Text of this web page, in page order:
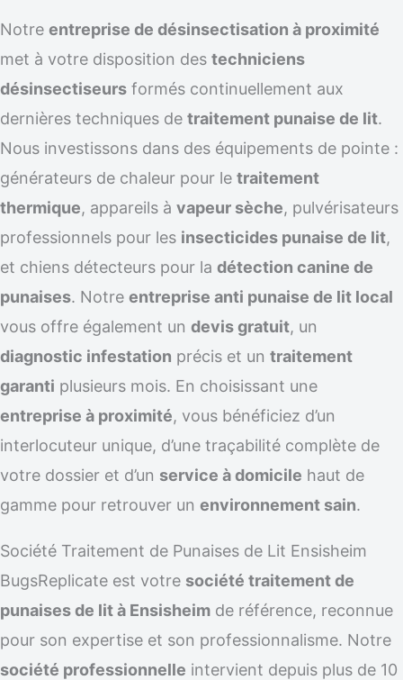
Notre entreprise de désinsectisation à proximité
met à votre disposition des techniciens
désinsectiseurs formés continuellement aux
dernières techniques de traitement punaise de lit.
Nous investissons dans des équipements de pointe :
générateurs de chaleur pour le traitement
thermique, appareils à vapeur sèche, pulvérisateurs
professionnels pour les insecticides punaise de lit,
et chiens détecteurs pour la détection canine de
punaises. Notre entreprise anti punaise de lit local
vous offre également un devis gratuit, un
diagnostic infestation précis et un traitement
garanti plusieurs mois. En choisissant une
entreprise à proximité, vous bénéficiez d’un
interlocuteur unique, d’une traçabilité complète de
votre dossier et d’un service à domicile haut de
gamme pour retrouver un environnement sain.
Société Traitement de Punaises de Lit Ensisheim
BugsReplicate est votre société traitement de
punaises de lit à Ensisheim de référence, reconnue
pour son expertise et son professionnalisme. Notre
société professionnelle intervient depuis plus de 10